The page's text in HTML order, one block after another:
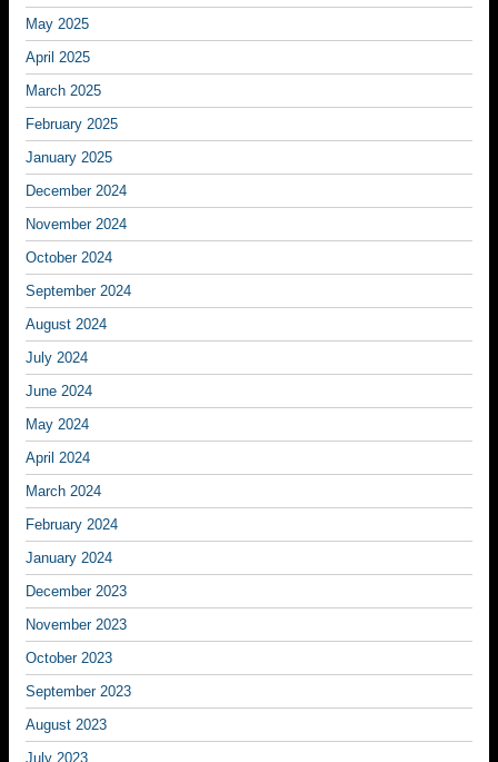
May 2025
April 2025
March 2025
February 2025
January 2025
December 2024
November 2024
October 2024
September 2024
August 2024
July 2024
June 2024
May 2024
April 2024
March 2024
February 2024
January 2024
December 2023
November 2023
October 2023
September 2023
August 2023
July 2023